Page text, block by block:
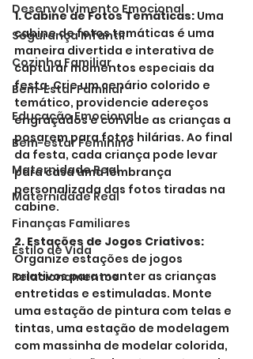
Desenvolvimento Emocional
Segurança Infantil
Cozinha Familiar
Bem-Estar Familiar
Educação Emocional
Bem-estar Feminino
Maternidade Real
Maternidade Real
Finanças Familiares
Estilo de Vida
Relacionamentos
1. Cabine de Fotos Temáticas: Uma
cabine de fotos temáticas é uma
maneira divertida e interativa de
capturar momentos especiais da
festa. Crie um cenário colorido e
temático, providencie adereços
engraçados e convide as crianças a
posarem para fotos hilárias. Ao final
da festa, cada criança pode levar
para casa uma lembrança
personalizada das fotos tiradas na
cabine.
2. Estações de Jogos Criativos:
Organize estações de jogos
criativos para manter as crianças
entretidas e estimuladas. Monte
uma estação de pintura com telas e
tintas, uma estação de modelagem
com massinha de modelar colorida,